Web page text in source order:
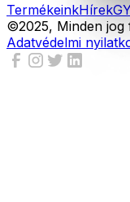
TermékeinkHírek
©2025, Minden jog
Adatvédelmi